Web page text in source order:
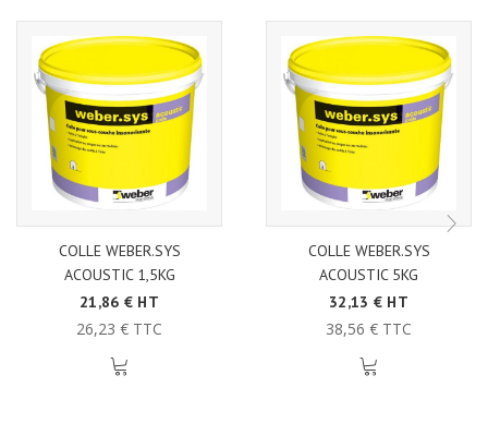
COLLE WEBER.SYS
ACOUSTIC 1,5KG
21,86 € HT
26,23 € TTC
COLLE WEBER.SYS
ACOUSTIC 5KG
32,13 € HT
38,56 € TTC